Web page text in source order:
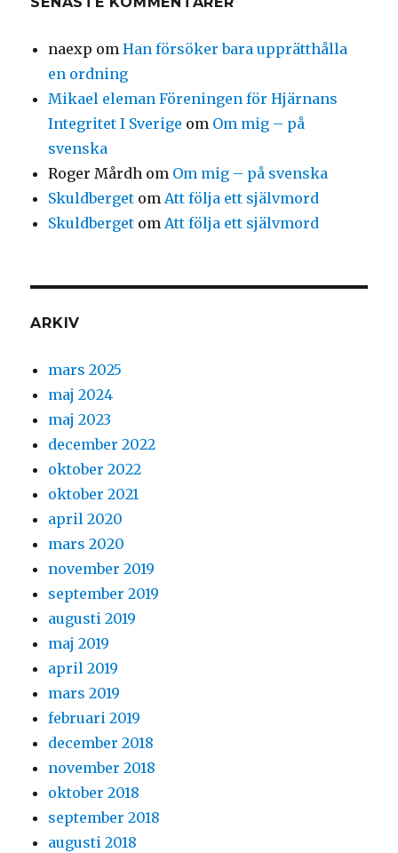
naexp omHan försöker bara upprätthålla
en ordning
Mikael eleman Föreningen för Hjärnans
Integritet I Sverige om Om mig – på
svenska
Roger Mårdh om Om mig – på svenska
Skuldberget omAtt följa ett självmord
Skuldberget omAtt följa ett självmord
ARKIV
mars 2025
maj 2024
maj 2023
december 2022
oktober 2022
oktober 2021
april 2020
mars 2020
november 2019
september 2019
augusti 2019
maj 2019
april 2019
mars 2019
februari 2019
december 2018
november 2018
oktober 2018
september 2018
augusti 2018